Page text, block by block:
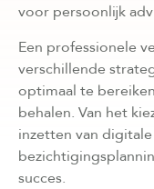
voor persoonlijk
Een professionele
verschillende
optimaal te
behalen. Van het
inzetten van
succes.